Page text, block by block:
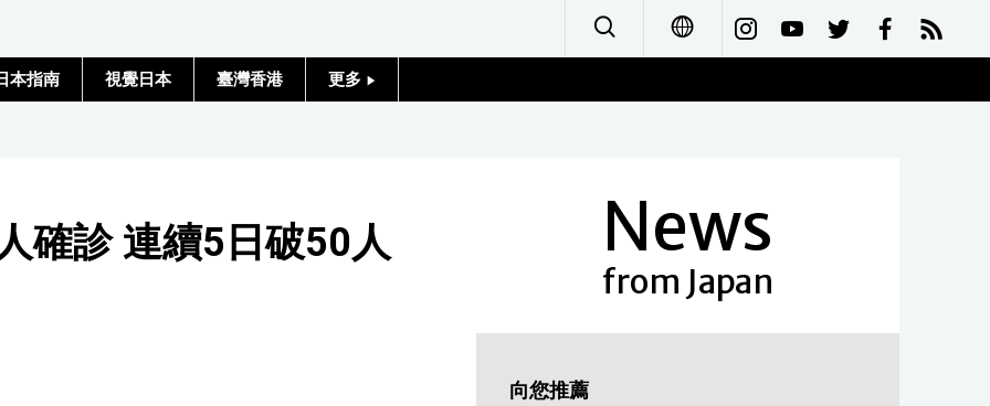
Français
本指南 視覺日本 臺灣香港 更多
政治外交
確診 連續5日破50人 News
from Japan
向您推薦